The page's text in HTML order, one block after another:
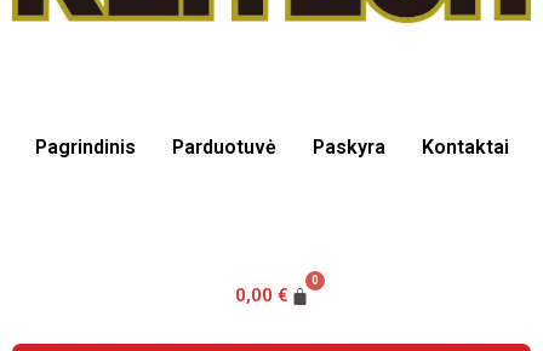
Pagrindinis Parduotuvė Paskyra Kontaktai
0,00 €